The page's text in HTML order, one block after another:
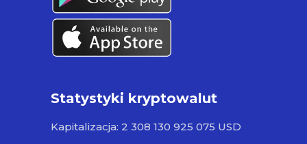
Statystyki kryptowalut
Kapitalizacja: 2 308 130 925 075 USD